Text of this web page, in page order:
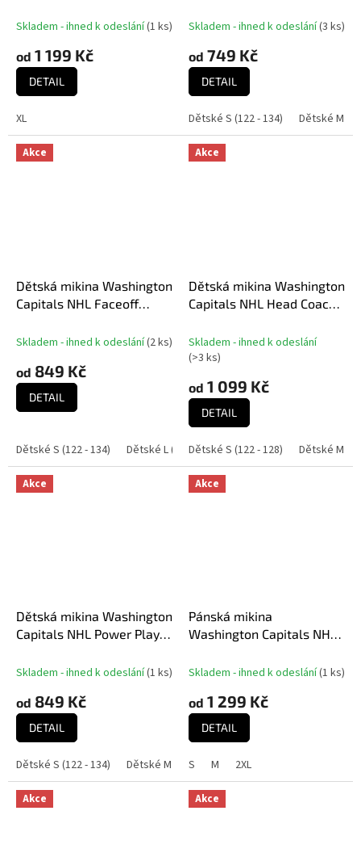
Hood Fall Navy
Skladem - ihned k odeslání(1 ks)
od 1 199 Kč
DETAIL
XL
Skladem - ihned k odeslání(3 ks)
od 749 Kč
DETAIL
Dětské S (122 - 134) Dětské M
Akce
Dětská mikina Washington
Capitals NHL Faceoff
Zip
Skladem - ihned k odeslání(2 ks)
od 849 Kč
DETAIL
Dětské S (122 - 134) Dětské L (158 - 164) Dětské XL (170 - 176)
Akce
Dětská mikina Washington
Capitals NHL Head Coach
Skladem - ihned k odeslání
(>3 ks)
od 1 099 Kč
DETAIL
Dětské S (122 - 128) Dětské M
Akce
Dětská mikina Washington
Capitals NHL Power Play
Skladem - ihned k odeslání(1 ks)
od 849 Kč
DETAIL
Dětské S (122 - 134) Dětské M (136 - 152) Dětské L (158 - 164)
Akce
Pánská mikina
Washington Capitals NHL
Skladem - ihned k odeslání(1 ks)
od 1 299 Kč
DETAIL
S M 2XL
Akce Akce